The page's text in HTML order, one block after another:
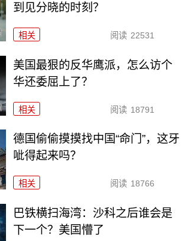
到见分晓的时刻？
相关 阅读 22531
美国最狠的反华鹰派，怎么访个
华还委屈上了？
相关 阅读 18791
德国偷偷摸摸找中国“命门”，这牙
呲得起来吗？
相关 阅读 18766
巴铁横扫海湾：沙科之后谁会是
下一个？美国懵了